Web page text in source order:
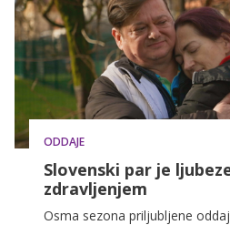
ODDAJE
Slovenski par je
zdravljenjem
Osma sezona priljubljene